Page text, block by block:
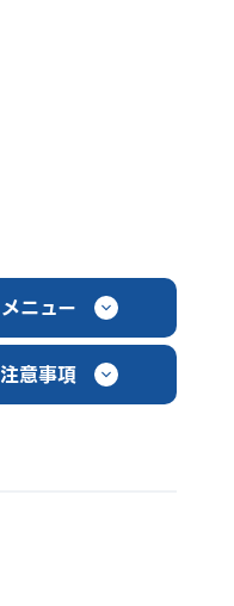
メニュー
注意事項